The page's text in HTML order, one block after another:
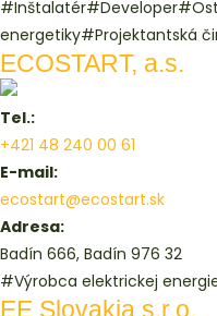
#Inštalatér#Developer
energetiky#Projektantská
ECOSTART, a.s.
Tel.:
+421 48 240 00 61
E-mail:
ecostart@ecostart.sk
Adresa:
Badín 666, Badín 976 32
#Výrobca elektrickej
EE Slovakia s.r.o.